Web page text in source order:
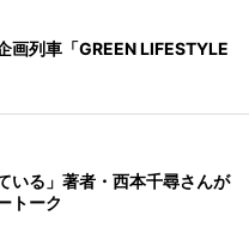
画列車「GREEN LIFESTYLE
いる」著者・西本千尋さんが
トーク